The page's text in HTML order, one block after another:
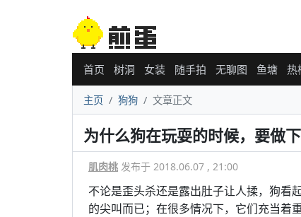
首页 树洞 女装 随手拍 无聊图 鱼塘 热
主页 狗狗 文章正文
为什么狗在玩耍的时候，要做
肌肉桃 发布于 2018.06.07 , 21:00
不论是歪头杀还是露出肚子让人揉，狗看
的尖叫而已；在很多情况下，它们充当着